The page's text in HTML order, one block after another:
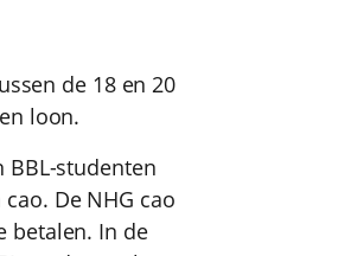
de 18 en 20
loon.
BBL-studenten
De NHG cao
betalen. In de